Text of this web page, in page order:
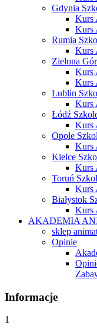
Gdynia
Kurs
Kurs
Rumia
Kurs
Zielona
Kurs
Kurs
Lublin
Kurs
Łódź
Kurs
Opole
Kurs
Kielce
Kurs
Toruń
Kurs
Białystok
Kurs
AKADEMIA
sklep
Opinie
Informacje
1